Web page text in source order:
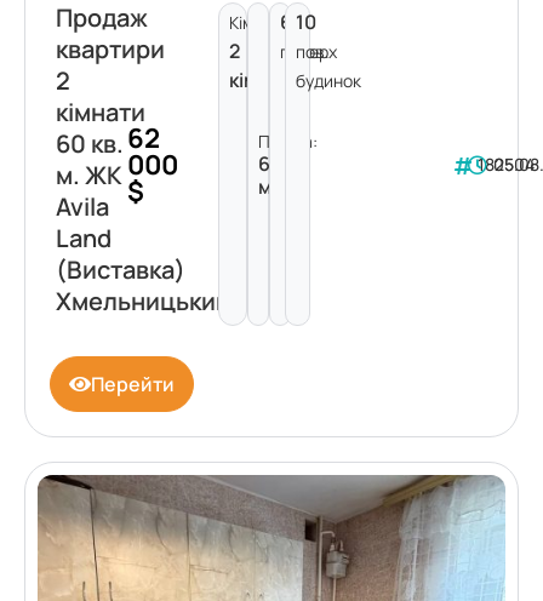
Продаж
квартири
2
кімнати
60 кв.
м. ЖК
Avila
Land
(Виставка)
Хмельницький
62
000
$
Кімнат:
2
кімнати
Площа:
60
м²
6
поверх
10
пов.
будинок
182504
Перейти